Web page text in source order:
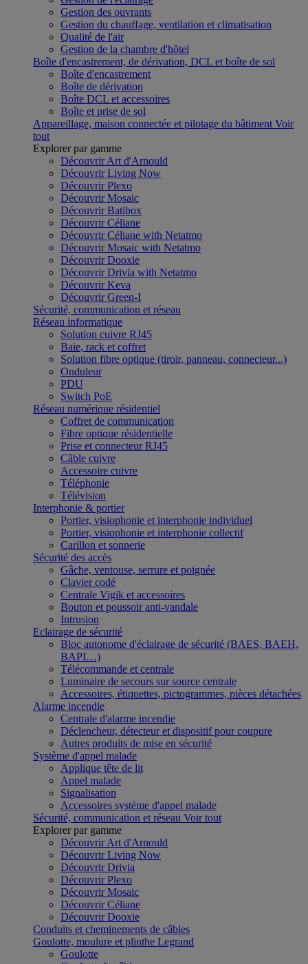
Gestion des ouvrants
Gestion du chauffage, ventilation et climatisation
Qualité de l'air
Gestion de la chambre d'hôtel
Boîte d'encastrement, de dérivation, DCL et boîte de sol
Boîte d'encastrement
Boîte de dérivation
Boîte DCL et accessoires
Boîte et prise de sol
Appareillage, maison connectée et pilotage du bâtiment Voir
tout
Explorer par gamme
Découvrir Art d'Arnould
Découvrir Living Now
Découvrir Plexo
Découvrir Mosaic
Découvrir Batibox
Découvrir Céliane
Découvrir Céliane with Netatmo
Découvrir Mosaic with Netatmo
Découvrir Dooxie
Découvrir Drivia with Netatmo
Découvrir Keva
Découvrir Green-I
Sécurité, communication et réseau
Réseau informatique
Solution cuivre RJ45
Baie, rack et coffret
Solution fibre optique (tiroir, panneau, connecteur...)
Onduleur
PDU
Switch PoE
Réseau numérique résidentiel
Coffret de communication
Fibre optique résidentielle
Prise et connecteur RJ45
Câble cuivre
Accessoire cuivre
Téléphonie
Télévision
Interphonie & portier
Portier, visiophonie et interphonie individuel
Portier, visiophonie et interphonie collectif
Carillon et sonnerie
Sécurité des accès
Gâche, ventouse, serrure et poignée
Clavier codé
Centrale Vigik et accessoires
Bouton et poussoir anti-vandale
Intrusion
Eclairage de sécurité
Bloc autonome d'éclairage de sécurité (BAES, BAEH,
BAPI…)
Télécommande et centrale
Luminaire de secours sur source centrale
Accessoires, étiquettes, pictogrammes, pièces détachées
Alarme incendie
Centrale d'alarme incendie
Déclencheur, détecteur et dispositif pour coupure
Autres produits de mise en sécurité
Système d'appel malade
Applique tête de lit
Appel malade
Signalisation
Accessoires système d'appel malade
Sécurité, communication et réseau Voir tout
Explorer par gamme
Découvrir Art d'Arnould
Découvrir Living Now
Découvrir Drivia
Découvrir Plexo
Découvrir Mosaic
Découvrir Céliane
Découvrir Dooxie
Conduits et cheminements de câbles
Goulotte, moulure et plinthe Legrand
Goulotte